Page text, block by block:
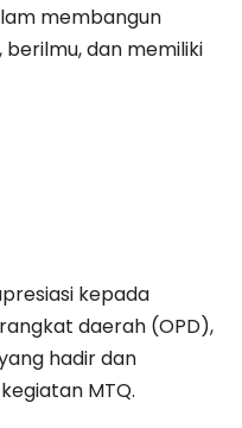
membangun
dan memiliki
kepada
daerah (OPD),
hadir dan
MTQ.